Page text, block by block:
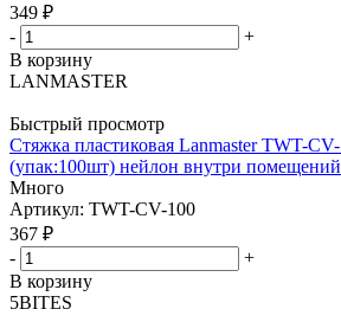
349 ₽
-
+
В корзину
LANMASTER
Быстрый просмотр
Стяжка пластиковая Lanmaster TWT-
(упак:100шт) нейлон внутри помещений
Много
Артикул: TWT-CV-100
367 ₽
-
+
В корзину
5BITES